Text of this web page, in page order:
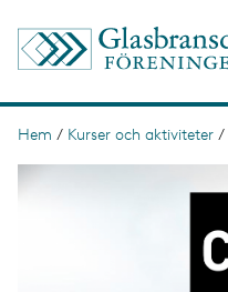
L
ä
Hem / Kurser och aktiviteter /